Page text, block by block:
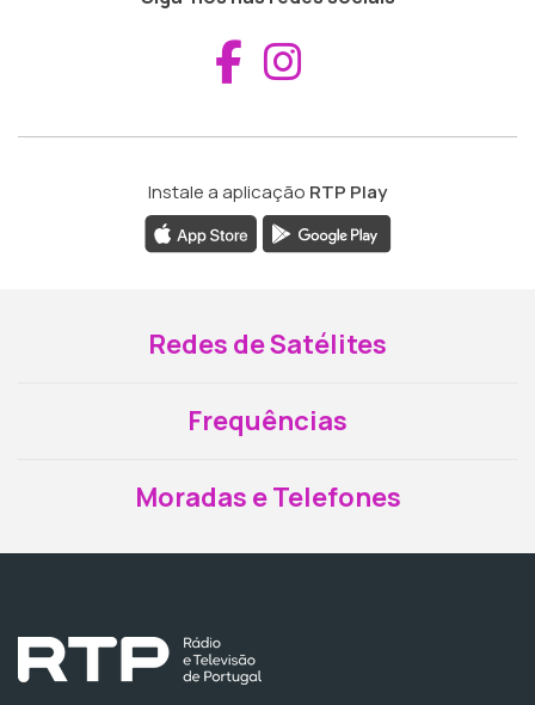
Aceder ao
Instale a aplicação RTP Play
Redes de Satélites
Frequências
Moradas e Telefones